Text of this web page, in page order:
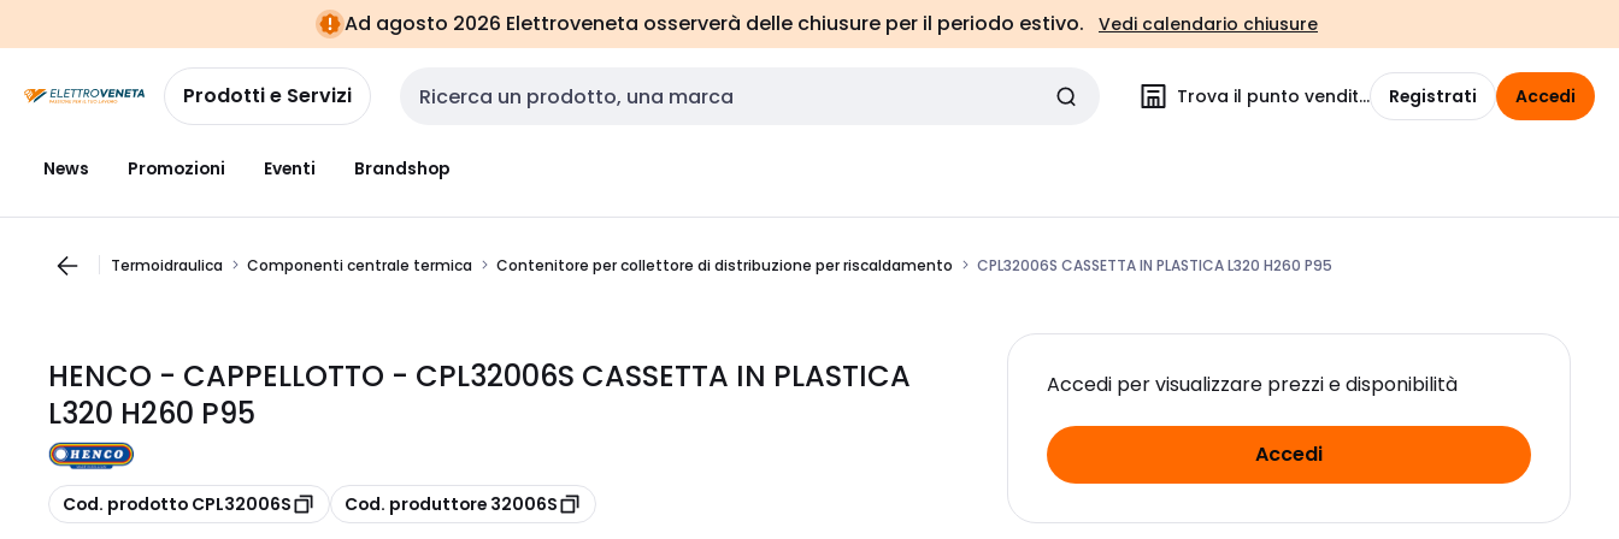
navigazionealla
pagina
Ad agosto 2026 Elettroveneta osserverà delle chiusure per il periodo estivo. Vedi calendario chiusure
Prodotti e Servizi Cerca input Trova il punto vendita Registrati Accedi
News Promozioni Eventi Brandshop
Termoidraulica Componenti centrale termica Contenitore per collettore di distribuzione per riscaldamento CPL32006S CASSETTA IN PLASTICA L320 H260 P95
HENCO - CAPPELLOTTO - CPL32006S CASSETTA IN PLASTICA
L320 H260 P95
copia
Cod. prodotto CPL32006S copia
Cod. produttore 32006S
Accedi per visualizzare prezzi e disponibilità
Accedi